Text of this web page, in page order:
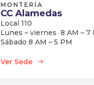
MONTERÍA
CC Alamedas
Local 110
Lunes – viernes 8 AM – 7
Sábado 8 AM – 5 PM
Ver Sede